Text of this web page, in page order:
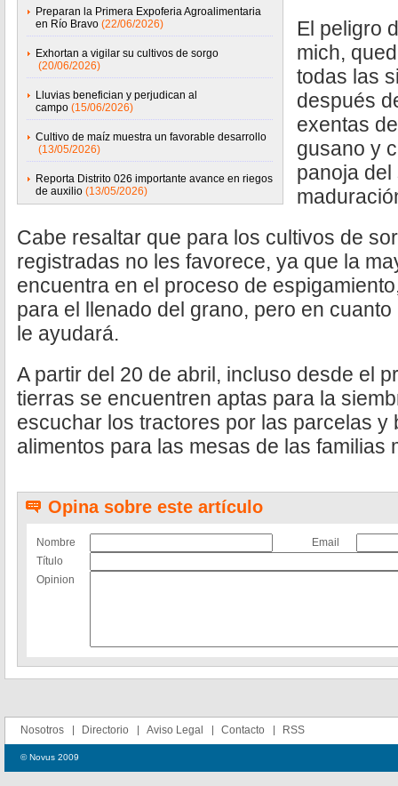
Preparan la Primera Expoferia Agroalimentaria
en Río Bravo (22/06/2026)
Exhortan a vigilar su cultivos de sorgo
(20/06/2026)
Lluvias benefician y perjudican al
campo (15/06/2026)
Cultivo de maíz muestra un favorable desarrollo
(13/05/2026)
Reporta Distrito 026 importante avance en riegos
de auxilio (13/05/2026)
El peligro
mich,
todas las
después
exentas
gusano y
panoja
Cabe resaltar que para los cultivos de
registradas no les favorece, ya que la
encuentra en el proceso de
para el llenado del grano, pero en
le ayudará.
A partir del 20 de abril, incluso desde el
tierras se encuentren aptas para la
escuchar los tractores por las parcelas y
alimentos para las mesas de las familias
Opina sobre este artículo
Nombre
Email
Título
Opinion
Nosotros Directorio Aviso Legal Contacto RSS
© Novus 2009